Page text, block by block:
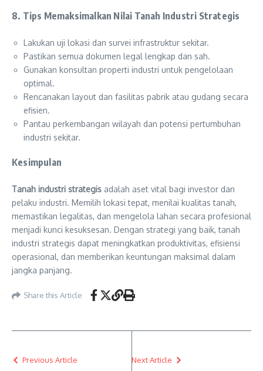
8. Tips Memaksimalkan Nilai Tanah Industri Strategis
Lakukan uji lokasi dan survei infrastruktur sekitar.
Pastikan semua dokumen legal lengkap dan sah.
Gunakan konsultan properti industri untuk pengelolaan
optimal.
Rencanakan layout dan fasilitas pabrik atau gudang secara
efisien.
Pantau perkembangan wilayah dan potensi pertumbuhan
industri sekitar.
Kesimpulan
Tanah industri strategis adalah aset vital bagi investor dan
pelaku industri. Memilih lokasi tepat, menilai kualitas tanah,
memastikan legalitas, dan mengelola lahan secara profesional
menjadi kunci kesuksesan. Dengan strategi yang baik, tanah
industri strategis dapat meningkatkan produktivitas, efisiensi
operasional, dan memberikan keuntungan maksimal dalam
jangka panjang.
Share this Article
Previous Article Next Article